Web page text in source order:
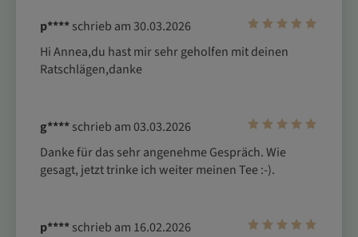
p****schrieb am 30.03.2026
Hi Annea,du hast mir sehr geholfen mit deinen
Ratschlägen,danke
g****schrieb am 03.03.2026
Danke für das sehr angenehme Gespräch. Wie
gesagt, jetzt trinke ich weiter meinen Tee :-).
p****schrieb am 16.02.2026